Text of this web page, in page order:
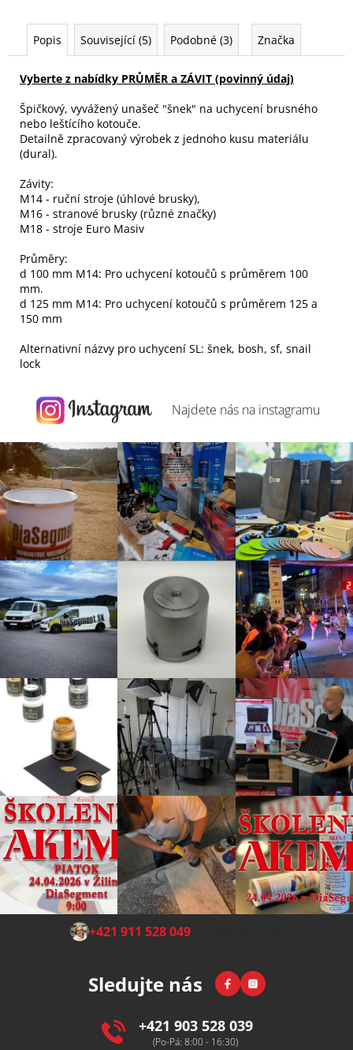
Popis Související (5) Podobné (3) Značka
Vyberte z nabídky PRŮMĚR a ZÁVIT (povinný údaj)
Špičkový, vyvážený unašeč "šnek" na uchycení brusného
nebo leštícího kotouče.
Detailně zpracovaný výrobek z jednoho kusu materiálu
(dural).
Závity:
M14 - ruční stroje (úhlové brusky),
M16 - stranové brusky (různé značky)
M18 - stroje Euro Masiv
Průměry:
d 100 mm M14: Pro uchycení kotoučů s průměrem 100
mm.
d 125 mm M14: Pro uchycení kotoučů s průměrem 125 a
150 mm
Alternativní názvy pro uchycení SL: šnek, bosh, sf, snail
lock
Najdete nás na instagramu
Z +421 911 528 049(Po-Pá 8:00-15:00)
Sledujte nás FacebookInstagram
+421 903 528 039
(Po-Pá: 8:00 - 16:30)